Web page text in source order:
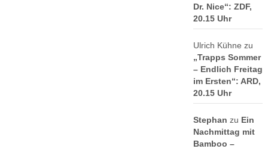
Dr. Nice“: ZDF,
20.15 Uhr
Ulrich Kühne zu
„Trapps Sommer
– Endlich Freitag
im Ersten“: ARD,
20.15 Uhr
Stephan zu Ein
Nachmittag mit
Bamboo –